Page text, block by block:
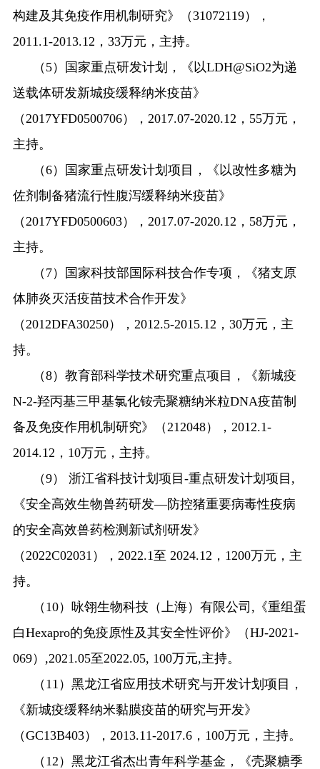
构建及其免疫作用机制研究》（31072119），
2011.1-2013.12 ， 33万元，主持。
（ 5）国家重点研发计划，《以LDH@SiO2为递
送载体研发新城疫缓释纳米疫苗》
（ 2017YFD0500706）， 2017.07-2020.12 ， 55万元，
主持。
（6）国家重点研发计划项目，《以改性多糖为
佐剂制备猪流行性腹泻缓释纳米疫苗》
（ 2017YFD0500603）， 2017.07-2020.12 ， 58万元，
主持。
（ 7）国家科技部国际科技合作专项，《猪支原
体肺炎灭活疫苗技术合作开发》
（ 2012DFA30250）， 2012.5-2015.12 ， 30万元，主
持。
（8）教育部科学技术研究重点项目，《新城疫
N-2-羟丙基三甲基氯化铵壳聚糖纳米粒DNA疫苗制
备及免疫作用机制研究》（ 212048）， 2012.1-
2014.12 ， 10万元，主持。
（9） 浙江省科技计划项目-重点研发计划项目 ,
《安全高效生物兽药研发—防控猪重要病毒性疫病
的安全高效兽药检测新试剂研发》
（ 2022C02031 ）， 2022.1至 2024.12 ， 1200万元，主
持。
（ 10）咏翎生物科技（上海）有限公司 , 《重组蛋
白Hexapro的免疫原性及其安全性评价》（HJ-2021-
069） ,2021.05至2022.05, 100万元,主持。
（ 11 ）黑龙江省应用技术研究与开发计划项目，
《新城疫缓释纳米黏膜疫苗的研究与开发》
（GC13B403）， 2013.11-2017.6， 100万元，主持。
（ 12 ）黑龙江省杰出青年科学基金，《壳聚糖季